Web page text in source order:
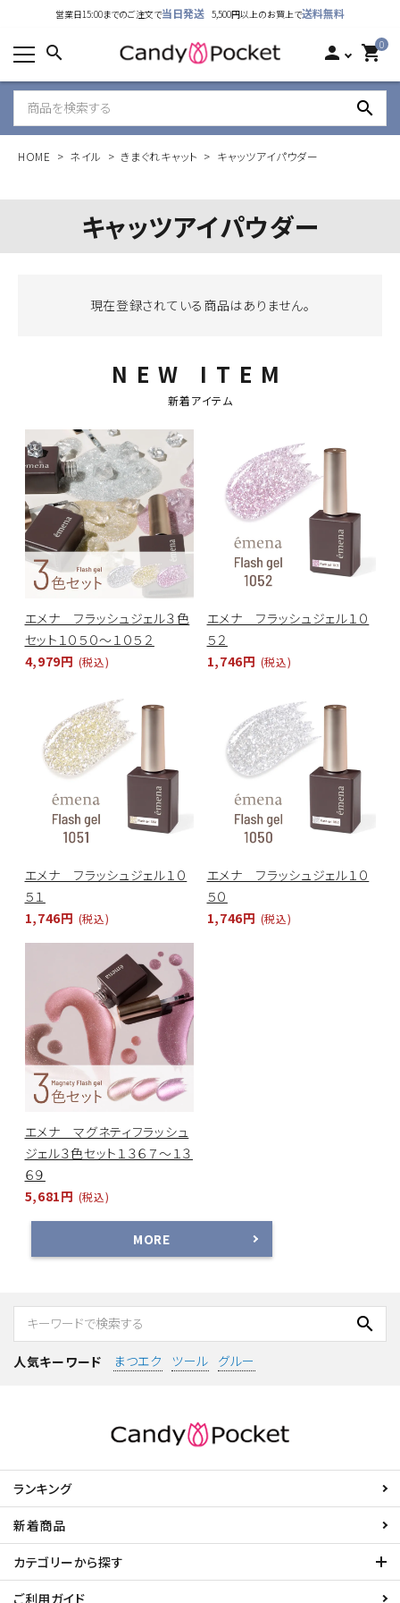
営業日15:00までのご注文で当日発送 5,500円以上のお買上で送料無料
search person 0
shopping_cart
search
HOME ネイル きまぐれキャット キャッツアイパウダー
カテゴリーから探す
ランキング
新着商品
ご利用ガイド
特定商取引法表示について
個人情報取り扱いについて
お問い合わせ
ACCOUNT MENU
ようこそ ゲスト 様
meeting_room ログイン 新規会員登録
キャッツアイパウダー
現在登録されている商品はありません。
NEW ITEM
新着アイテム
エメナ フラッシュジェル３色
セット１０５０～１０５２
4,979円 (税込)
エメナ フラッシュジェル１０
５２
1,746円 (税込)
エメナ フラッシュジェル１０
５１
1,746円 (税込)
エメナ フラッシュジェル１０
５０
1,746円 (税込)
エメナ マグネティフラッシュ
ジェル３色セット１３６７～１３
６９
5,681円 (税込)
MORE
search
人気キーワード まつエク ツール グルー
ランキング
新着商品
カテゴリーから探す
ご利用ガイド